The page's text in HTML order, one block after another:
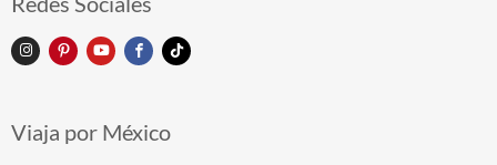
Viaja por México